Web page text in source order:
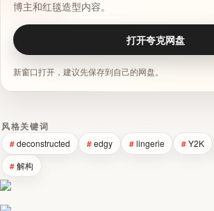
博主和红毯造型内容。
打开夸克网盘
新窗口打开，建议先保存到自己的网盘。
风格关键词
deconstructed edgy lingerie Y2K
解构